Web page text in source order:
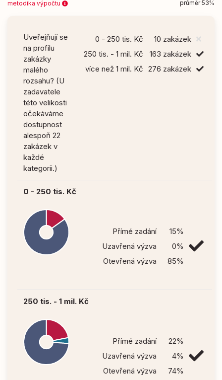
metodika výpočtu
průměr 53%
Uveřejňují se
na profilu
zakázky
malého
rozsahu? (U
zadavatele
této velikosti
očekáváme
dostupnost
alespoň 22
zakázek v
každé
kategorii.)
0 - 250 tis. Kč
10 zakázek
250 tis. - 1 mil. Kč
163 zakázek
více než 1 mil. Kč 276 zakázek
0 - 250 tis. Kč
Přímé zadání
15%
Uzavřená výzva
0%
Otevřená výzva
85%
250 tis. - 1 mil. Kč
Přímé zadání
22%
Uzavřená výzva
4%
Otevřená výzva
74%